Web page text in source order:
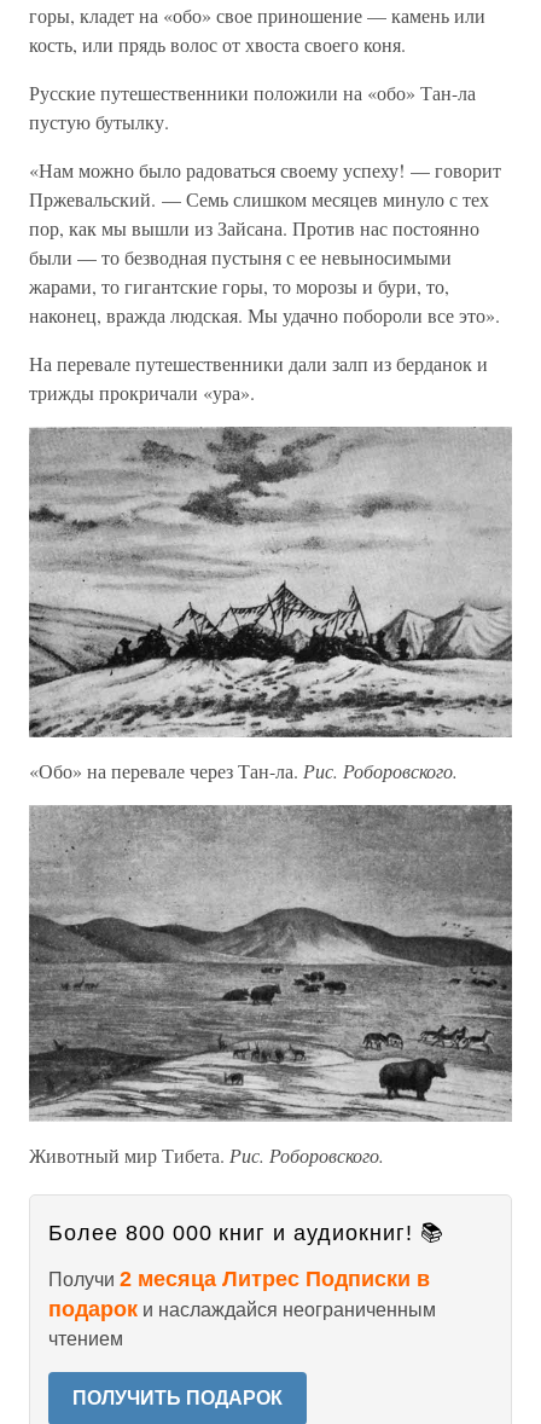
горы, кладет на «обо» свое приношение — камень или
кость, или прядь волос от хвоста своего коня.
Русские путешественники положили на «обо» Тан-ла
пустую бутылку.
«Нам можно было радоваться своему успеху! — говорит
Пржевальский. — Семь слишком месяцев минуло с тех
пор, как мы вышли из Зайсана. Против нас постоянно
были — то безводная пустыня с ее невыносимыми
жарами, то гигантские горы, то морозы и бури, то,
наконец, вражда людская. Мы удачно побороли все это».
На перевале путешественники дали залп из берданок и
трижды прокричали «ура».
«Обо» на перевале через Тан-ла. Рис. Роборовского.
Животный мир Тибета. Рис. Роборовского.
Более 800 000 книг и аудиокниг! 📚
Получи 2 месяца Литрес Подписки в
подарок и наслаждайся неограниченным
чтением
ПОЛУЧИТЬ ПОДАРОК